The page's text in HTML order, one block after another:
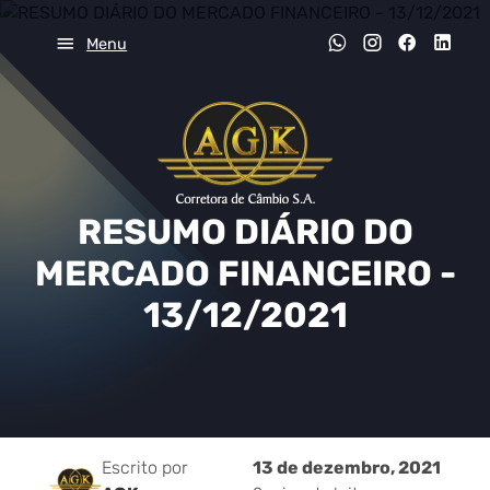
Menu
RESUMO DIÁRIO DO
MERCADO FINANCEIRO -
13/12/2021
Escrito por
13 de dezembro, 2021